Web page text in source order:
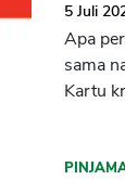
5 Juli
Apa
sama
Kartu